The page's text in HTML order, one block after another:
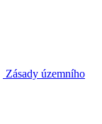
Zásady územního